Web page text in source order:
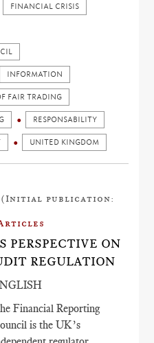
FINANCIAL CRISIS
INFORMATION
FAIR TRADING
RESPONSABILITY
UNITED KINGDOM
(Initial publication:
PERSPECTIVE ON
REGULATION
Financial Reporting
is the UK’s